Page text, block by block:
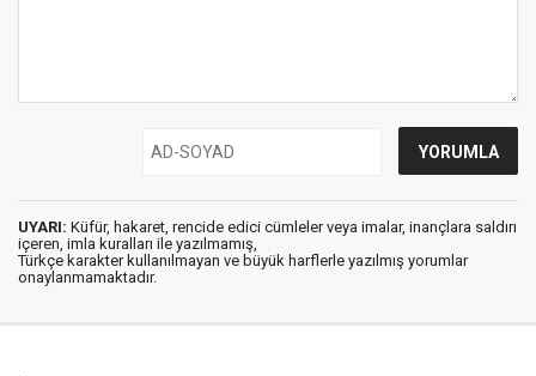
UYARI: Küfür, hakaret, rencide edici cümleler veya imalar, inançlara saldırı
içeren, imla kuralları ile yazılmamış,
Türkçe karakter kullanılmayan ve büyük harflerle yazılmış yorumlar
onaylanmamaktadır.